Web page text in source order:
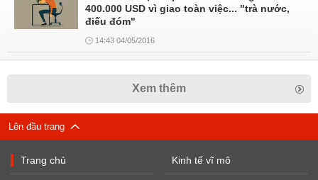
400.000 USD vì giao toàn việc... "trà nước,
điếu đóm"
14:43 04/05/2016
Xem thêm
Lên đầu trang
Trang chủ Kinh tế vĩ mô